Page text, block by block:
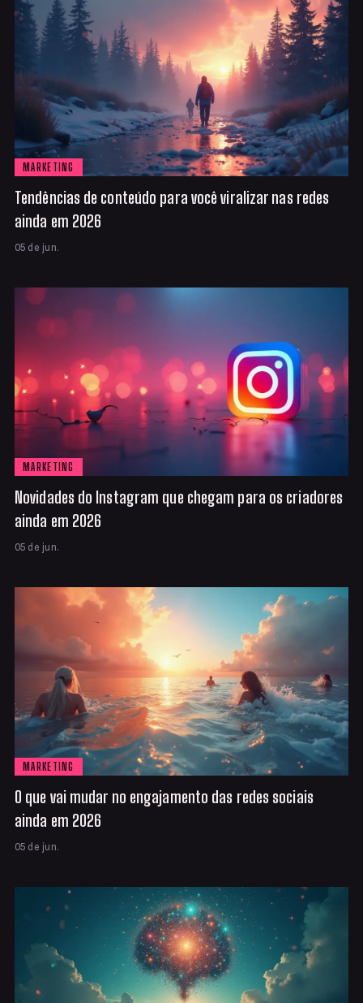
MARKETING
Tendências de conteúdo para você viralizar nas redes
ainda em 2026
05 de jun.
MARKETING
Novidades do Instagram que chegam para os criadores
ainda em 2026
05 de jun.
MARKETING
O que vai mudar no engajamento das redes sociais
ainda em 2026
05 de jun.